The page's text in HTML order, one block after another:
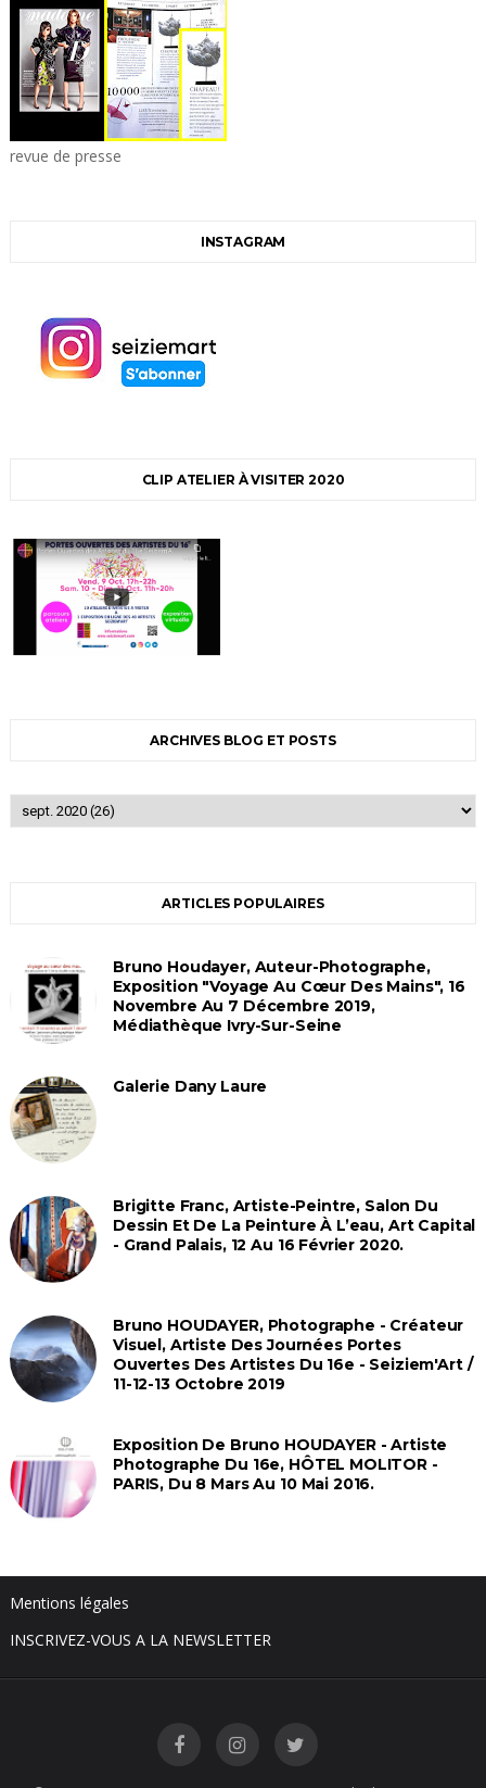
revue de presse
INSTAGRAM
CLIP ATELIER À VISITER 2020
ARCHIVES BLOG ET POSTS
ARTICLES POPULAIRES
Bruno Houdayer, Auteur-Photographe,
Exposition "Voyage Au Cœur Des Mains", 16
Novembre Au 7 Décembre 2019,
Médiathèque Ivry-Sur-Seine
Galerie Dany Laure
Brigitte Franc, Artiste-Peintre, Salon Du
Dessin Et De La Peinture À L’eau, Art Capital
- Grand Palais, 12 Au 16 Février 2020.
Bruno HOUDAYER, Photographe - Créateur
Visuel, Artiste Des Journées Portes
Ouvertes Des Artistes Du 16e - Seiziem'Art /
11-12-13 Octobre 2019
Exposition De Bruno HOUDAYER - Artiste
Photographe Du 16e, HÔTEL MOLITOR -
PARIS, Du 8 Mars Au 10 Mai 2016.
Mentions légales
INSCRIVEZ-VOUS A LA NEWSLETTER